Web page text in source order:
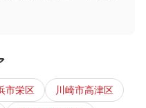
市栄区
川崎市高津区